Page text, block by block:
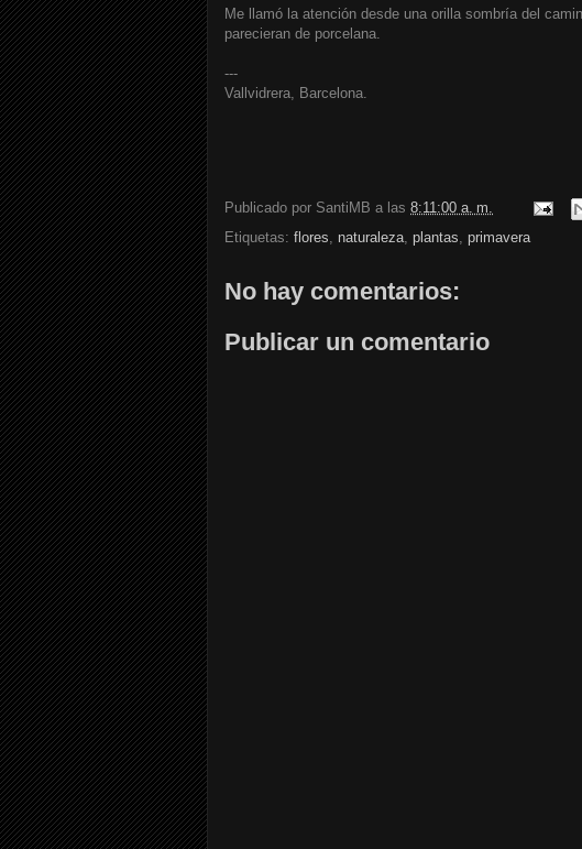
Me llamó la atención desde una orilla sombría del
parecieran de porcelana.
---
Vallvidrera, Barcelona.
Publicado por SantiMB a las 8:11:00 a. m.
Etiquetas: flores, naturaleza, plantas, primavera
No hay comentarios:
Publicar un comentario